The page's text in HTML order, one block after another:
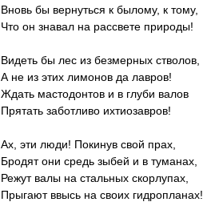
Вновь бы вернуться к былому, к тому,
Что он знавал на рассвете природы!
Видеть бы лес из безмерных стволов,
А не из этих лимонов да лавров!
Ждать мастодонтов и в глуби валов
Прятать заботливо ихтиозавров!
Ах, эти люди! Покинув свой прах,
Бродят они средь зыбей и в туманах,
Режут валы на стальных скорлупах,
Прыгают ввысь на своих гидропланах!